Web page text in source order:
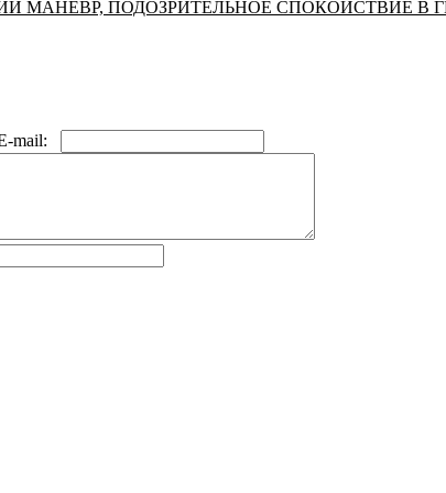
МАНЕВР, ПОДОЗРИТЕЛЬНОЕ СПОКОЙСТВИЕ В